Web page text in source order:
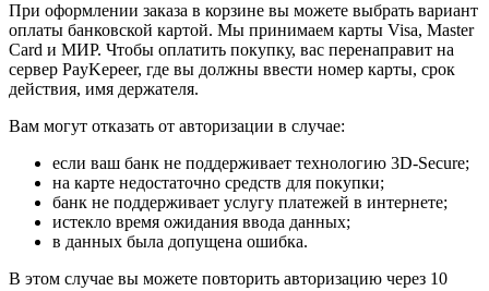
При оформлении заказа в корзине вы можете выбрать вариант
оплаты банковской картой. Мы принимаем карты Visa, Master
Card и МИР. Чтобы оплатить покупку, вас перенаправит на
сервер PayKepeer, где вы должны ввести номер карты, срок
действия, имя держателя.
Вам могут отказать от авторизации в случае:
если ваш банк не поддерживает технологию 3D-Secure;
на карте недостаточно средств для покупки;
банк не поддерживает услугу платежей в интернете;
истекло время ожидания ввода данных;
в данных была допущена ошибка.
В этом случае вы можете повторить авторизацию через 10